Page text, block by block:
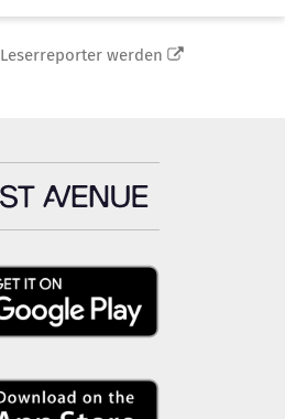
Leserreporter werden